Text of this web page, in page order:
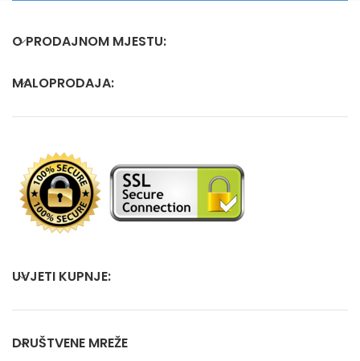
O PRODAJNOM MJESTU:
MALOPRODAJA:
UVJETI KUPNJE:
DRUŠTVENE MREŽE